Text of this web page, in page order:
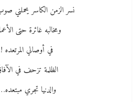
نسر الزمن الكاسر يحملني
ومخالبه غائرة حتى
في أوصالي المرتعده !
الظلمة تزحف في
والدنيا تجري